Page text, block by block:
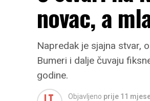
novac, a
Napredak je sjajna stvar,
Bumeri i dalje čuvaju
godine.
Objavljeno prije 11